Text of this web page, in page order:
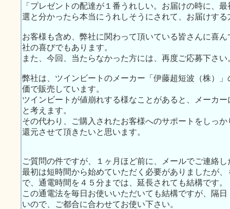
「プレゼントの配達が１番うれしい。お届けの時に、
選と分かったら本当にうれしそうにされて、お届けす
お客様も含め、弊社に関わって頂いている皆さんに喜
社の喜びでもあります。
また、今回、当たらなかった方には、再度ご応募下さ
弊社は、ツインビートのメーカー「伊藤超短波（株）
価で販売しています。
ツインビートが値崩れする様なことがあると、メーカ
と考えます。
その代わり、ご購入されたお客様へのサポートをしっ
還元させて頂きたいと思います。
ご質問の件ですが、１ヶ月ほど前に、メールでご連絡
最初は短時間から始めていただく必要がありましたが
で、通電時間を４５分までは、延長されても結構です。
この通電法を毎日お使いいただいても結構ですが、隔
いので、ご都合に合わせてお使い下さい。